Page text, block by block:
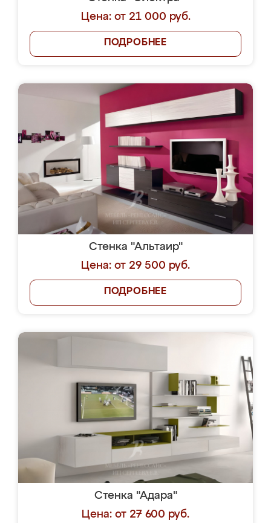
Цена: от 21 000 руб.
ПОДРОБНЕЕ
Стенка "Альтаир"
Цена: от 29 500 руб.
ПОДРОБНЕЕ
Стенка "Адара"
Цена: от 27 600 руб.